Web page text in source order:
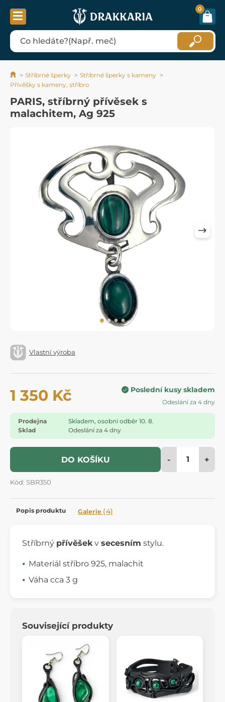
0
Stříbrné šperky
Stříbrné šperky s kameny
Přívěšky s kameny, stříbro
PARIS, stříbrný přívěsek s
malachitem, Ag 925
Vlastní výroba
1 350 Kč Poslední kusy skladem
Odeslání za 4 dny
Prodejna
Skladem, osobní odběr 10. 8.
Sklad
Odeslání za 4 dny
DO KOŠÍKU - +
Kód: SBR350
Popis produktu Galerie (4)
Stříbrný přívěšek v secesním stylu.
Materiál stříbro 925, malachit
Váha cca 3 g
Související produkty